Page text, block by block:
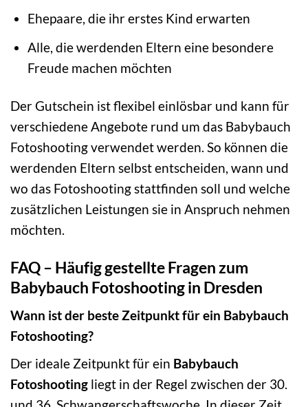
Ehepaare, die ihr erstes Kind erwarten
Alle, die werdenden Eltern eine besondere
Freude machen möchten
Der Gutschein ist flexibel einlösbar und kann für
verschiedene Angebote rund um das Babybauch
Fotoshooting verwendet werden. So können die
werdenden Eltern selbst entscheiden, wann und
wo das Fotoshooting stattfinden soll und welche
zusätzlichen Leistungen sie in Anspruch nehmen
möchten.
FAQ – Häufig gestellte Fragen zum
Babybauch Fotoshooting in Dresden
Wann ist der beste Zeitpunkt für ein Babybauch
Fotoshooting?
Der ideale Zeitpunkt für ein Babybauch
Fotoshooting liegt in der Regel zwischen der 30.